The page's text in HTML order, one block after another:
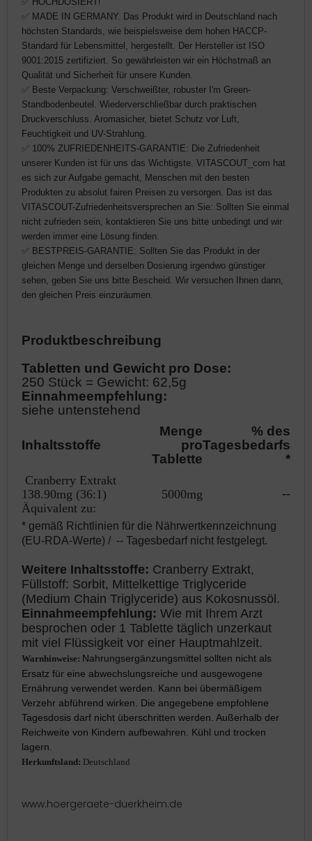
✅ MADE IN GERMANY. Das Produkt wird in Deutschland nach
höchsten Standards, wie beispielsweise dem hohen HACCP-
Standard für Lebensmittel, hergestellt. Der Hersteller ist ISO
9001:2015 zertifiziert. So gewährleisten wir ein Höchstmaß an
Qualität und Sicherheit für unsere Kunden.
✅ Beste Verpackung: Verschweißter, robuster I'm Green-
Standbodenbeutel. Wiederverschließbar durch praktischen
Druckverschluss. Aromasicher, bietet Schutz vor Luft,
Feuchtigkeit und UV-Strahlung.
✅ 100% ZUFRIEDENHEITS-GARANTIE: Die Zufriedenheit
unserer Kunden ist für uns das Wichtigste. VITASCOUT_com hat
es sich zur Aufgabe gemacht, Menschen mit den besten
Produkten zu absolut fairen Preisen zu versorgen. Das ist das
VITASCOUT-Zufriedenheitsversprechen an Sie: Sollten Sie einmal
nicht zufrieden sein, kontaktieren Sie uns bitte unbedingt und wir
werden immer eine Lösung finden.
✅ BESTPREIS-GARANTIE: Sollten Sie das Produkt in der
gleichen Menge und derselben Dosierung irgendwo günstiger
sehen, geben Sie uns bitte Bescheid. Wir versuchen Ihnen dann,
den gleichen Preis einzuräumen.
Produktbeschreibung
Tabletten und Gewicht pro Dose:
250 Stück = Gewicht: 62,5g
Einnahmeempfehlung:
siehe untenstehend
Inhaltsstoffe
Menge
pro
Tablette
% des
Tagesbedarfs
*
Cranberry Extrakt
138.90mg (36:1)
Äquivalent zu:
5000mg --
* gemäß Richtlinien für die Nährwertkennzeichnung
(EU-RDA-Werte) / -- Tagesbedarf nicht festgelegt.
Weitere Inhaltsstoffe: Cranberry Extrakt,
Füllstoff: Sorbit, Mittelkettige Triglyceride
(Medium Chain Triglyceride) aus Kokosnussöl.
Einnahmeempfehlung: Wie mit Ihrem Arzt
besprochen oder 1 Tablette täglich unzerkaut
mit viel Flüssigkeit vor einer Hauptmahlzeit.
Warnhinweise: Nahrungsergänzungsmittel sollten nicht als
Ersatz für eine abwechslungsreiche und ausgewogene
Ernährung verwendet werden. Kann bei übermäßigem
Verzehr abführend wirken. Die angegebene empfohlene
Tagesdosis darf nicht überschritten werden. Außerhalb der
Reichweite von Kindern aufbewahren. Kühl und trocken
lagern.
Herkunftsland: Deutschland
www.hoergeraete-duerkheim.de